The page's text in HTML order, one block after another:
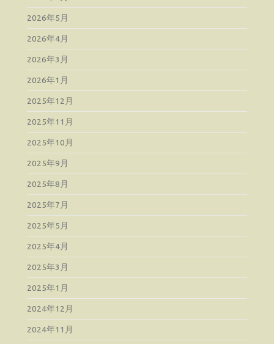
2026年5月
2026年4月
2026年3月
2026年1月
2025年12月
2025年11月
2025年10月
2025年9月
2025年8月
2025年7月
2025年5月
2025年4月
2025年3月
2025年1月
2024年12月
2024年11月